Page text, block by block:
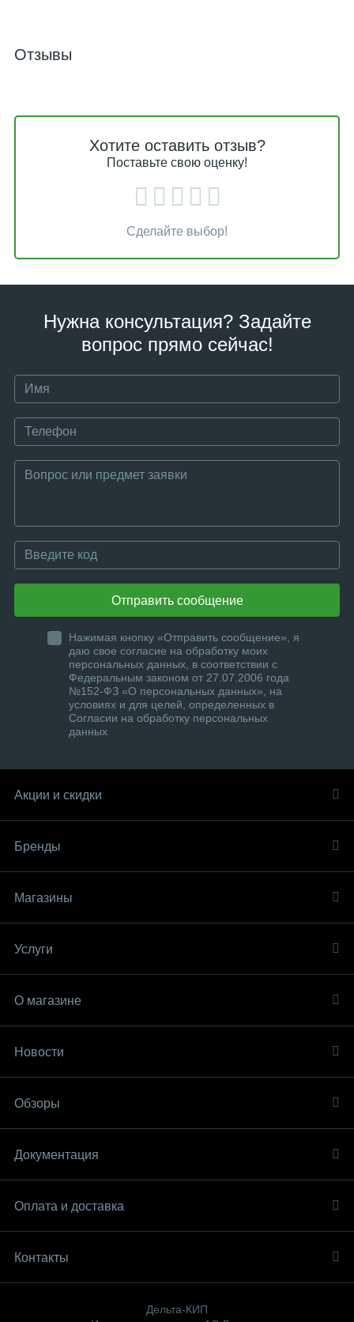
Отзывы
Хотите оставить отзыв?
Поставьте свою оценку!
Сделайте выбор!
Нужна консультация? Задайте
вопрос прямо сейчас!
Отправить сообщение
Нажимая кнопку «Отправить сообщение», я
даю свое согласие на обработку моих
персональных данных, в соответствии с
Федеральным законом от 27.07.2006 года
№152-ФЗ «О персональных данных», на
условиях и для целей, определенных в
Согласии на обработку персональных
данных
Акции и скидки
Бренды
Магазины
Услуги
О магазине
Новости
Обзоры
Документация
Оплата и доставка
Контакты
Дельта-КИП